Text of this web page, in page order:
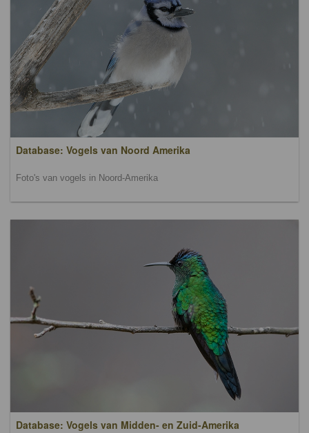
Database: Vogels van Noord Amerika
Foto's van vogels in Noord-Amerika
Database: Vogels van Midden- en Zuid-Amerika